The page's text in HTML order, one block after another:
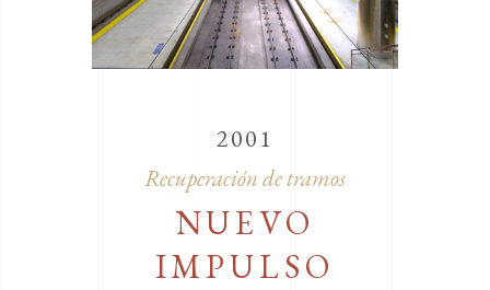
2001
Recuperación de tramos
NUEVO
IMPULSO